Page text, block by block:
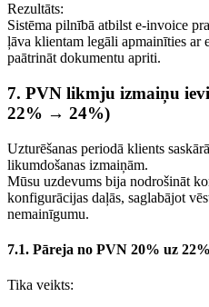
Rezultāts:
Sistēma pilnībā atbilst e-invoice
ļāva klientam legāli apmainīties ar
paātrināt dokumentu apriti.
7. PVN likmju izmaiņu
22% → 24%)
Uzturēšanas periodā klients
likumdošanas izmaiņām.
Mūsu uzdevums bija nodrošināt
konfigurācijas daļās, saglabājot
nemainīgumu.
7.1. Pāreja no PVN 20% uz 22%
Tika veikts: